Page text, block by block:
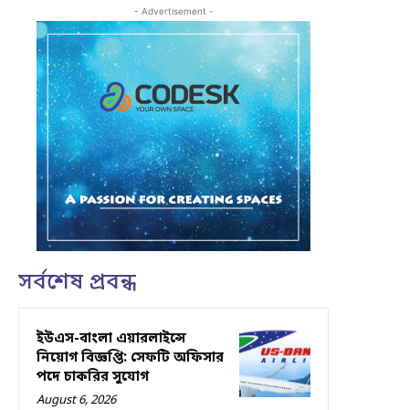
- Advertisement -
সর্বশেষ প্রবন্ধ
ইউএস-বাংলা এয়ারলাইন্সে
নিয়োগ বিজ্ঞপ্তি: সেফটি অফিসার
পদে চাকরির সুযোগ
August 6, 2026